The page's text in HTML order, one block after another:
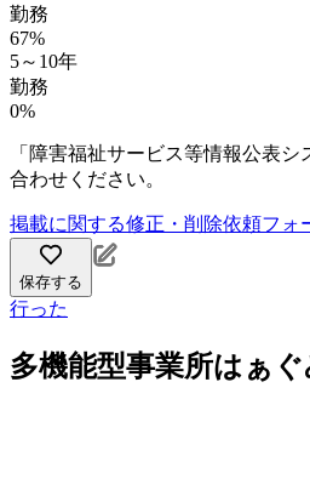
勤務
67%
5～10年
勤務
0%
「障害福祉サービス等情報公表
合わせください。
掲載に関する修正・削除依頼フォ
保存する
行った
多機能型事業所はぁ